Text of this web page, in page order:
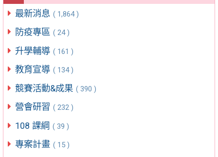
最新消息 ( 1,864 )
防疫專區 ( 24 )
升學輔導 ( 161 )
教育宣導 ( 134 )
競賽活動&成果 ( 390 )
營會研習 ( 232 )
108 課綱 ( 39 )
專案計畫 ( 15 )